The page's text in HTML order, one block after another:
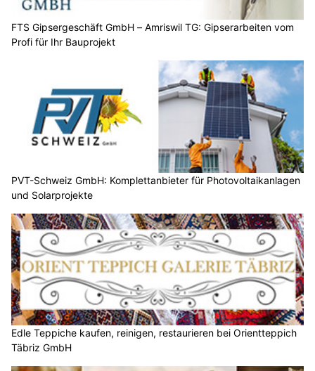
FTS Gipsergeschäft GmbH – Amriswil TG: Gipserarbeiten vom
Profi für Ihr Bauprojekt
PVT-Schweiz GmbH: Komplettanbieter für Photovoltaikanlagen
und Solarprojekte
Edle Teppiche kaufen, reinigen, restaurieren bei Orientteppich
Täbriz GmbH